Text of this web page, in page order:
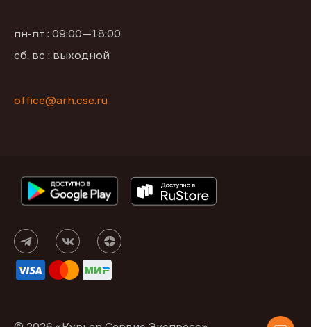
пн-пт : 09:00—18:00
сб, вс : выходной
office@arh.cse.ru